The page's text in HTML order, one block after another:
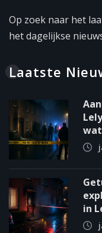
Op zoek naar het
het dagelijkse
Laatste
in